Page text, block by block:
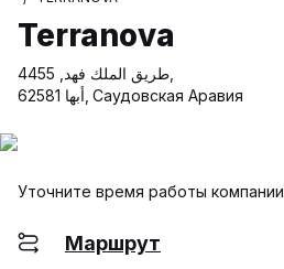
Terranova
أبها 62581, Саудовская Аравия
Уточните время работы компании
Маршрут